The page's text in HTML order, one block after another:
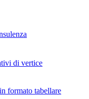
di vertice
formato tabellare